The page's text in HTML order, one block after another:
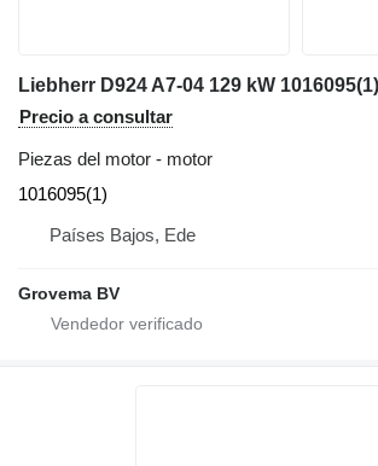
Precio a consultar
Piezas del motor - motor
1016095(1)
Países Bajos, Ede
Grovema BV